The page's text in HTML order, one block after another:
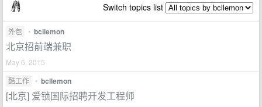
Switch topics list
外包 • bcllemon
北京招前端兼职
May 6, 2015
酷工作
• bcllemon
[北京] 爱锁国际招聘开发工程师